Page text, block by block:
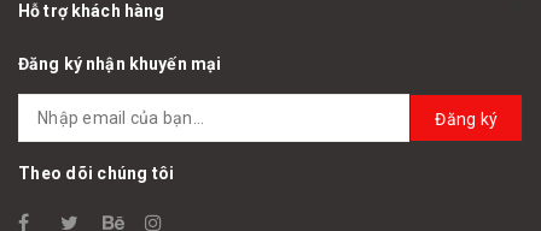
Hỗ trợ khách hàng
Đăng ký nhận khuyến mại
Đăng ký
Theo dõi chúng tôi